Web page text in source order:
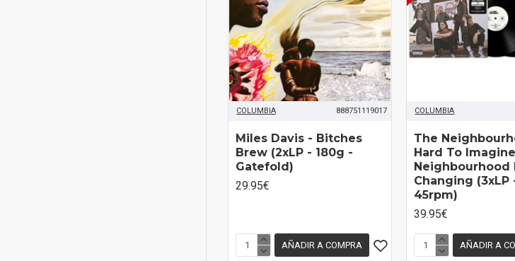
COLUMBIA 888751119017
Miles Davis ‎- Bitches
Brew (2xLP - 180g -
Gatefold)
29.95€
AÑADIR A COMPRA
COLUMBIA
The
Hard To
Neighbourhood
Changing (3xLP
45rpm)
39.95€
AÑADIR A